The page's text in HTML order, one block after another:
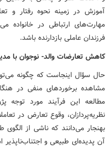
آموزش در زمینه نحوه رفتار و
مهارت‌های ارتباطی در خانواده
فرزندان عاملی بازدارنده باشد.
کاهش تعارضات والد- نوجوان با
حال سؤال اینجاست که چگونه
مشاهده برخوردهای منفی در
مطالعه این فرآیند مورد توجه
نظریه‌پردازان، وقوع تعارض در
بهنجار می‌دانند که ناشی از
آن پدیده‌ای طبیعی و